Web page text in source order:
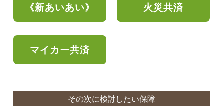
《新あいあい》 火災共済
マイカー共済
その次に検討したい保障